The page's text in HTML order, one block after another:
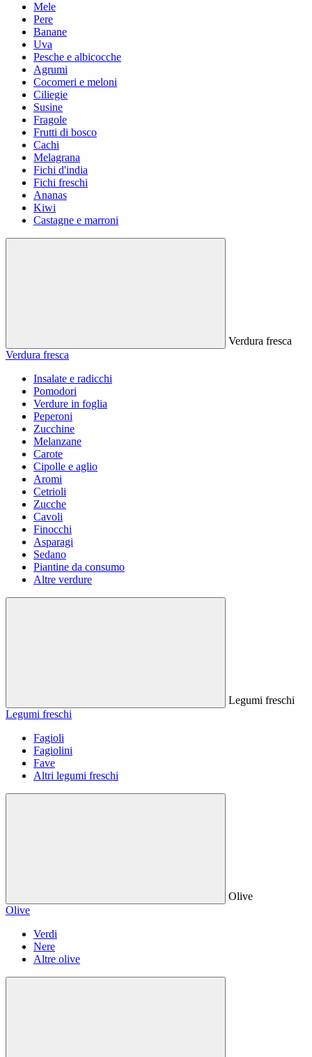
Mele
Pere
Banane
Uva
Pesche e albicocche
Agrumi
Cocomeri e meloni
Ciliegie
Susine
Fragole
Frutti di bosco
Cachi
Melagrana
Fichi d'india
Fichi freschi
Ananas
Kiwi
Castagne e marroni
Verdura fresca
Verdura fresca
Insalate e radicchi
Pomodori
Verdure in foglia
Peperoni
Zucchine
Melanzane
Carote
Cipolle e aglio
Aromi
Cetrioli
Zucche
Cavoli
Finocchi
Asparagi
Sedano
Piantine da consumo
Altre verdure
Legumi freschi
Legumi freschi
Fagioli
Fagiolini
Fave
Altri legumi freschi
Olive
Olive
Verdi
Nere
Altre olive